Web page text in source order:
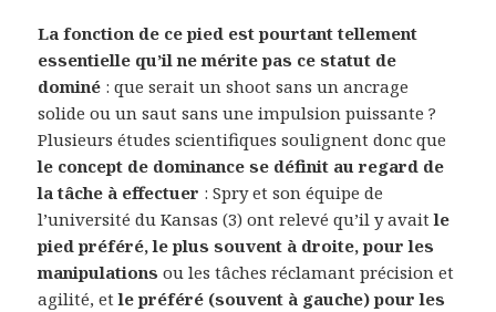
La fonction de ce pied est pourtant tellement
essentielle qu’il ne mérite pas ce statut de
dominé : que serait un shoot sans un ancrage
solide ou un saut sans une impulsion puissante ?
Plusieurs études scientifiques soulignent donc que
le concept de dominance se définit au regard de
la tâche à effectuer : Spry et son équipe de
l’université du Kansas (3) ont relevé qu’il y avaitle
pied préféré, le plus souvent à droite, pour les
manipulationsou les tâches réclamant précision et
agilité, etle préféré (souvent à gauche) pour les